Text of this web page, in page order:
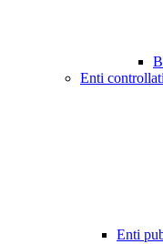
Enti controllati
Enti